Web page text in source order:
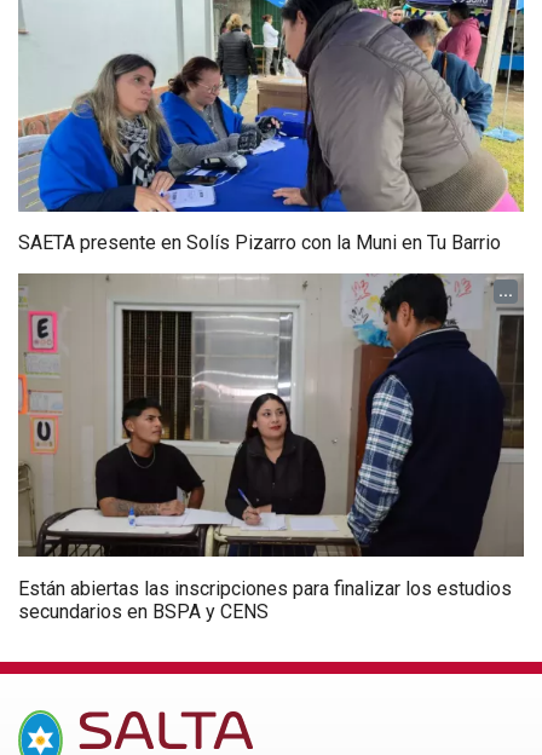
SAETA presente en Solís Pizarro con la Muni en Tu Barrio
...
Están abiertas las inscripciones para finalizar los estudios
secundarios en BSPA y CENS